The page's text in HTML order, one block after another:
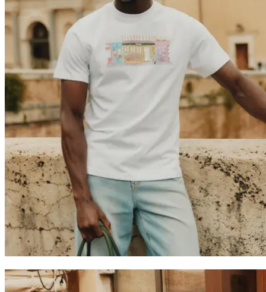
Brand
Brand Home
Collections Collaborations
Journal
LegacyLocations ResponsibilityAbout us
The Spectator’s Lounge The Paris Flagship Launch
Collaborations
Prince / Les Deux KB: The Anniversary Editions